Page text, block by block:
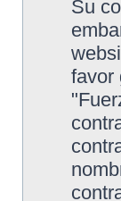
Su
favor